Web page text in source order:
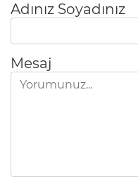
Adınız Soyadınız
Mesaj